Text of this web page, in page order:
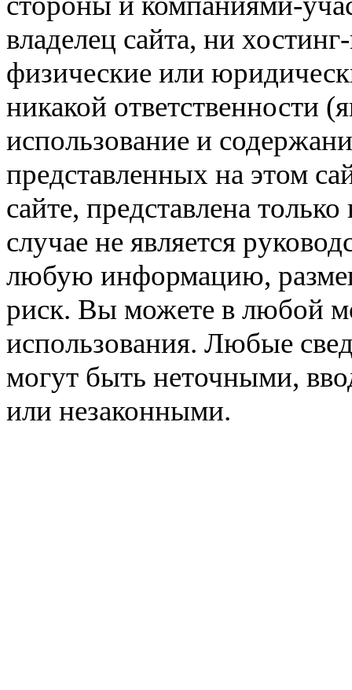
владелец сайта, ни
физические или
никакой ответственности
использование и
представленных на этом
сайте, представлена
случае не является
любую информацию,
риск. Вы можете в любой
использования. Любые
могут быть неточными,
или незаконными.